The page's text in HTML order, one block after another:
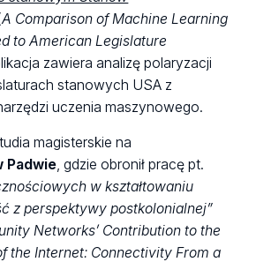
A Comparison of Machine Learning
to American Legislature
zawiera analizę polaryzacji
stanowych USA z
uczenia maszynowego.
magisterskie na
Padwie , gdzie obronił pracę pt.
w kształtowaniu
z perspektywy postkolonialnej”
Networks’ Contribution to the
the Internet: Connectivity From a